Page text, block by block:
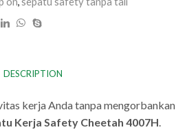
DESCRIPTION
kerja Anda tanpa mengorbankan
Kerja Safety Cheetah 4007H.